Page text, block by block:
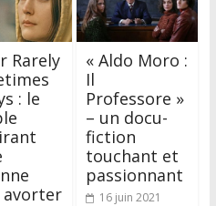
Rarely
: le
« Aldo Moro :
Il
Professore »
– un docu-
fiction
touchant et
passionnant
16 juin 2021